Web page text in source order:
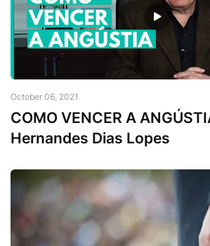
October 06, 2021
COMO VENCER A
Hernandes Dias Lopes